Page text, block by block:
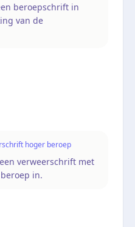
beroepschrift in
van de
hoger beroep
verweerschrift met
in.